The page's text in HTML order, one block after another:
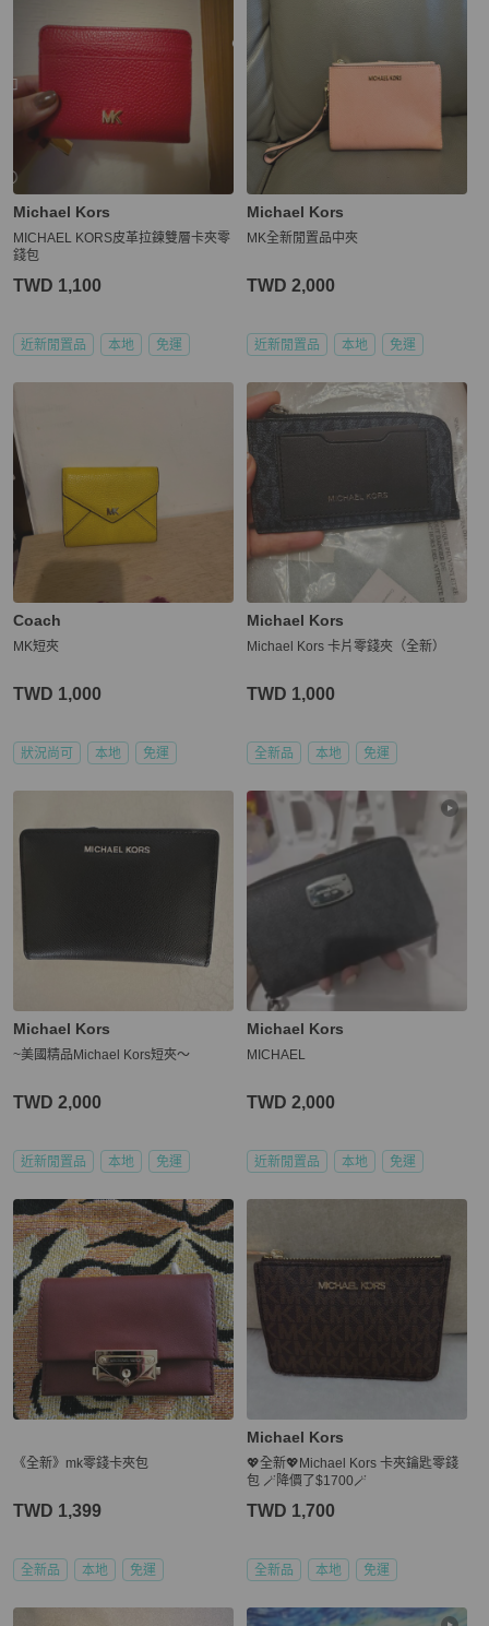
Michael Kors
MICHAEL KORS皮革拉鍊雙層卡夾零
錢包
TWD 1,100
近新閒置品 本地 免運
Michael Kors
MK全新閒置品中夾
TWD 2,000
近新閒置品 本地 免運
Coach
MK短夾
TWD 1,000
狀況尚可 本地 免運
Michael Kors
Michael Kors 卡片零錢夾（全新）
TWD 1,000
全新品 本地 免運
Michael Kors
~美國精品Michael Kors短夾～
TWD 2,000
近新閒置品 本地 免運
Michael Kors
MICHAEL
TWD 2,000
近新閒置品 本地 免運
《全新》mk零錢卡夾包
TWD 1,399
全新品 本地 免運
Michael Kors
💖全新💖Michael Kors 卡夾鑰匙零錢
包 🪄降價了$1700🪄
TWD 1,700
全新品 本地 免運